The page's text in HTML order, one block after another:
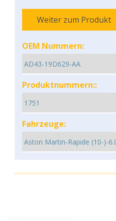
Weiter zum Produkt
OEM Nummern:
Produktnummern::
Fahrzeuge: